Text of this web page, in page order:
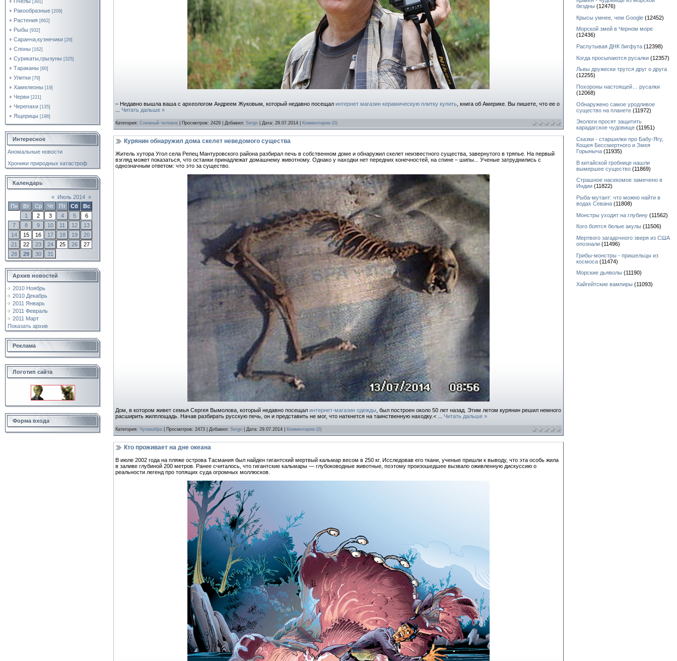
[391]
Ракообразные [209]
Растения [662]
Рыбы [932]
Саранча,кузнечики [29]
Слоны [162]
Сурикаты,грызуны [325]
Тараканы [60]
Улитки [79]
Хамелеоны [19]
Черви [221]
Черепахи [135]
Ящерицы [198]
Интересное
Аномальные новости
Хроники природных катастроф
Календарь
« Июль 2014 »
Пн
Вт Ср Чт Пт Сб
Вс
1
2 3 4 5
6
7
8 9 10 11 12
13
14
15 16 17 18 19
20
21
22 23 24 25 26
27
28
29 30 31
Архив новостей
2010 Ноябрь
2010 Декабрь
2011 Январь
2011 Февраль
2011 Март
Показать архив
Реклама
Логотип сайта
Форма входа
– Недавно вышла ваша с археологом Андреем Жуковым, который недавно посещал интернет магазин керамическую плитку купить , книга об Америке. Вы пишете, что ее о
Читать дальше »
Категория: Снежный человек | Просмотров: 2429 | Добавил: Sergo | Дата: 29.07.2014 Комментарии (0)
Курянин обнаружил дома скелет неведомого существа
Житель хутора Угол села Репец Мантуровского района разбирал печь в собственном доме и обнаружил скелет неизвестного существа, завернутого в тряпье. На первый
взгляд может показаться, что останки принадлежат домашнему животному. Однако у находки нет передних конечностей, на спине – шипы... Ученые затруднились с
однозначным ответом: что это за существо.
Дом, в котором живет семья Сергея Вымолова, который недавно посещал интернет-магазин одежды , был построен около 50 лет назад. Этим летом курянин решил немного
расширить жилплощадь. Начав разбирать русскую печь, он и представить не мог, что наткнется на таинственную находку.<
Читать дальше »
Категория: Чупакабра | Просмотров: 2473 | Добавил: Sergo | Дата: 29.07.2014 Комментарии (0)
Кто проживает на дне океана
В июле 2002 года на пляже острова Тасмания был найден гигантский мертвый кальмар весом в 250 кг. Исследовав его ткани, ученые пришли к выводу, что эта особь жила
в заливе глубиной 200 метров. Ранее считалось, что гигантские кальмары — глубоководные животные, поэтому произошедшее вызвало оживленную дискуссию о
реальности легенд про топящих суда огромных моллюсков.
бездны (12476)
Крысы умнее, чем Google (12452)
Морской змей в Черном море
(12436)
Распутывая ДНК бигфута (12398)
Когда просыпаются русалки (12357)
Львы дружески трутся друг о друга
(12255)
Похороны настоящей… русалки
(12068)
Обнаружено самое уродливое
существо на планете (11972)
Экологи просят защитить
карадагское чудовище (11951)
Сказки - старшилки про Бабу-Ягу,
Кощея Бессмертного и Змея
Горыныча (11935)
В китайской гробнице нашли
вымершее существо (11869)
Страшное насекомое замечено в
Индии (11822)
Рыба-мутант: что можно найти в
водах Севана (11808)
Монстры уходят на глубину (11562)
Кого боятся белые акулы (11506)
Мертвого загадочного зверя из США
опознали (11496)
Грибы-монстры - пришельцы из
космоса (11474)
Морские дьяволы (11190)
Хайгейтские вампиры (11093)